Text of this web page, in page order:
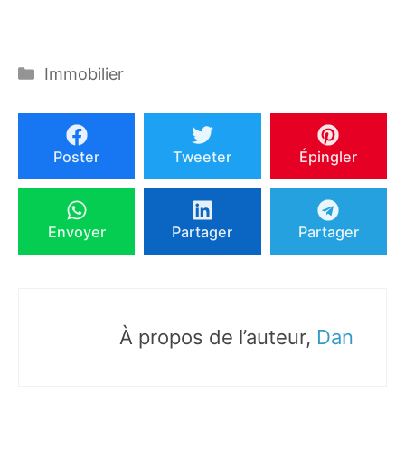
Catégories
Immobilier
Poster Tweeter Épingler
Envoyer Partager Partager
À propos de l’auteur, Dan